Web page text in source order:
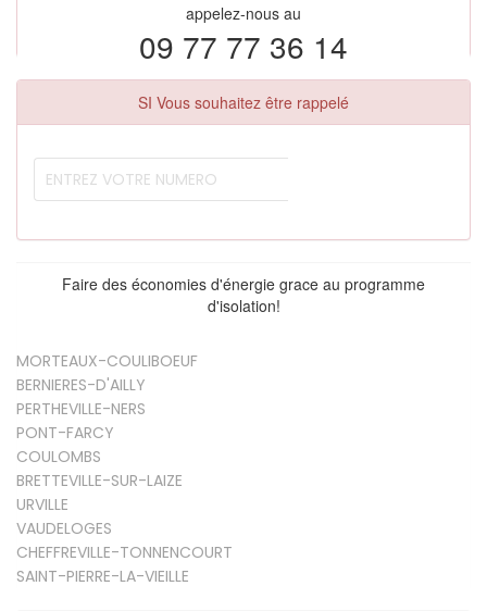
appelez-nous au
09 77 77 36 14
SI Vous souhaitez être rappelé
Faire des économies d'énergie grace au programme
d'isolation!
MORTEAUX-COULIBOEUF
BERNIERES-D'AILLY
PERTHEVILLE-NERS
PONT-FARCY
COULOMBS
BRETTEVILLE-SUR-LAIZE
URVILLE
VAUDELOGES
CHEFFREVILLE-TONNENCOURT
SAINT-PIERRE-LA-VIEILLE